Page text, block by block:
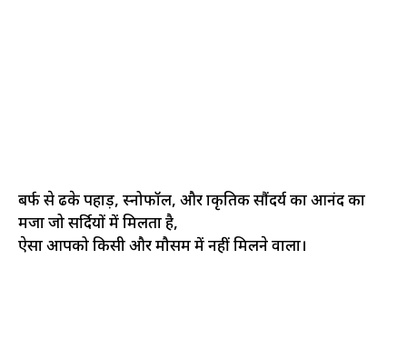
बर्फ से ढके पहाड़, स्नोफॉल, और प्राकृतिक सौंदर्य का आनंद का
मजा जो सर्दियों में मिलता है,
ऐसा आपको किसी और मौसम में नहीं मिलने वाला।